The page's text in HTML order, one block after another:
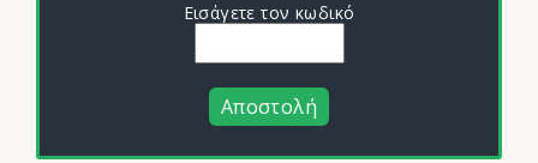
Εισάγετε τον κωδικό
Αποστολή